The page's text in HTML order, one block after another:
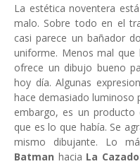
La estética noventera
malo. Sobre todo en el
casi parece un bañador
uniforme. Menos mal que
ofrece un dibujo bueno
hoy día. Algunas
hace demasiado luminoso
embargo, es un
que es lo que había. Se
mismo dibujante. Lo
Batman hacia La